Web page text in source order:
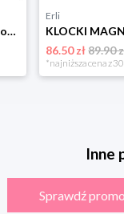
Klocki Magnetyczne Duże Konstrukcyjne 3D Magnetic Tiles Zestaw 130 element.
Erli
86.50 zł89.90
*najniższa cena z
Inne
Sprawdź